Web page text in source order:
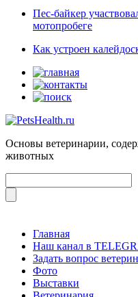
Пес-байкер
мотопробеге
Как устроен
Основы ветеринарии,
животных
Главная
Наш канал в
Задать вопрос
Фото
Выставки